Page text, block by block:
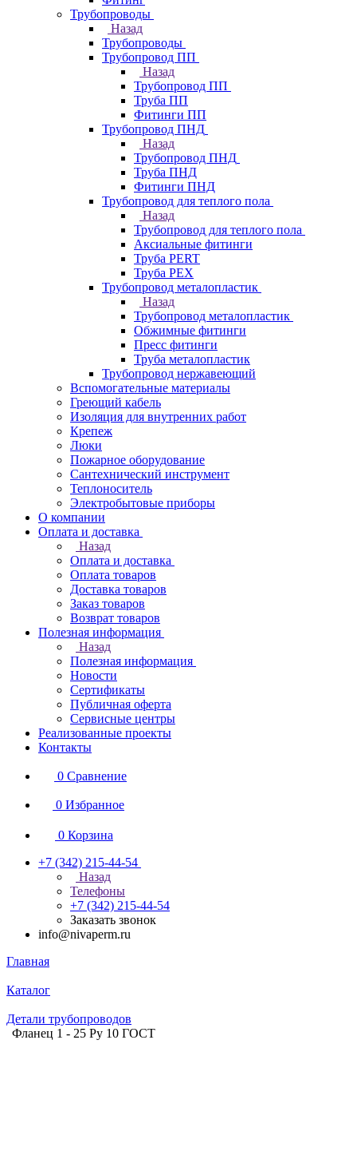
Трубопроводы
Назад
Трубопроводы
Трубопровод ПП
Назад
Трубопровод ПП
Труба ПП
Фитинги ПП
Трубопровод ПНД
Назад
Трубопровод ПНД
Труба ПНД
Фитинги ПНД
Трубопровод для теплого пола
Назад
Трубопровод для теплого пола
Аксиальные фитинги
Труба PERT
Труба PEX
Трубопровод металопластик
Назад
Трубопровод металопластик
Обжимные фитинги
Пресс фитинги
Труба металопластик
Трубопровод нержавеющий
Вспомогательные материалы
Греющий кабель
Изоляция для внутренних работ
Крепеж
Люки
Пожарное оборудование
Сантехнический инструмент
Теплоноситель
Электробытовые приборы
О компании
Оплата и доставка
Назад
Оплата и доставка
Оплата товаров
Доставка товаров
Заказ товаров
Возврат товаров
Полезная информация
Назад
Полезная информация
Новости
Сертификаты
Публичная оферта
Сервисные центры
Реализованные проекты
Контакты
0 Сравнение
0 Избранное
0 Корзина
+7 (342) 215-44-54
Назад
Телефоны
+7 (342) 215-44-54
Заказать звонок
info@nivaperm.ru
Главная
Каталог
Детали трубопроводов
Фланец 1 - 25 Ру 10 ГОСТ